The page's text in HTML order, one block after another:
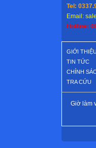
Tel:
Email:
Hotline:
GIỚI
TIN TỨC
CHÍNH
TRA CỨU
Giờ làm